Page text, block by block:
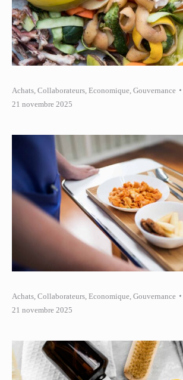
Achats Collaborateurs Economique Gouvernance
21 novembre 2025
Achats Collaborateurs Economique Gouvernance
21 novembre 2025